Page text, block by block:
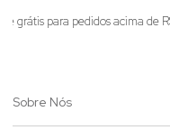
Sobre Nós